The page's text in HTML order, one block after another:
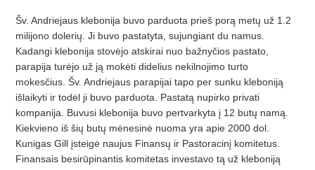
Šv. Andriejaus klebonija buvo parduota prieš porą metų už 1.2
milijono dolerių. Ji buvo pastatyta, sujungiant du namus.
Kadangi klebonija stovėjo atskirai nuo bažnyčios pastato,
parapija turėjo už ją mokėti didelius nekilnojimo turto
mokesčius. Šv. Andriejaus parapijai tapo per sunku kleboniją
išlaikyti ir todėl ji buvo parduota. Pastatą nupirko privati
kompanija. Buvusi klebonija buvo pertvarkyta į 12 butų namą.
Kiekvieno iš šių butų mėnesinė nuoma yra apie 2000 dol.
Kunigas Gill įsteigė naujus Finansų ir Pastoracinį komitetus.
Finansais besirūpinantis komitetas investavo tą už kleboniją